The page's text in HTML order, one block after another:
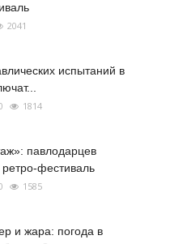
2041
испытаний в
1814
павлодарцев
фестиваль
1585
и жара: погода в